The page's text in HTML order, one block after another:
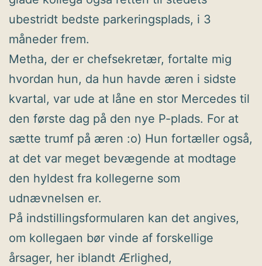
ubestridt bedste parkeringsplads, i 3
måneder frem.
Metha, der er chefsekretær, fortalte mig
hvordan hun, da hun havde æren i sidste
kvartal, var ude at låne en stor Mercedes til
den første dag på den nye P-plads. For at
sætte trumf på æren :o) Hun fortæller også,
at det var meget bevægende at modtage
den hyldest fra kollegerne som
udnævnelsen er.
På indstillingsformularen kan det angives,
om kollegaen bør vinde af forskellige
årsager, her iblandt Ærlighed,